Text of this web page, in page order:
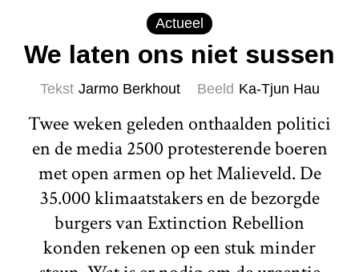
Actueel
We laten ons niet sussen
Tekst Jarmo Berkhout Beeld Ka-Tjun Hau
Twee weken geleden onthaalden politici
en de media 2500 protesterende boeren
met open armen op het Malieveld. De
35.000 klimaatstakers en de bezorgde
burgers van Extinction Rebellion
konden rekenen op een stuk minder